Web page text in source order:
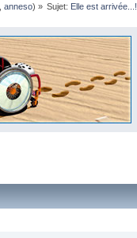
anneso) » Sujet: Elle est arrivée...!